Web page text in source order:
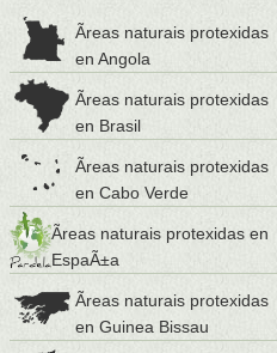
Ãreas naturais protexidas
en Angola
Ãreas naturais protexidas
en Brasil
Ãreas naturais protexidas
en Cabo Verde
Ãreas naturais protexidas en
EspaÃ±a
Ãreas naturais protexidas
en Guinea Bissau